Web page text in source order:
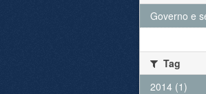
Governo e
Tag
2014 (1)